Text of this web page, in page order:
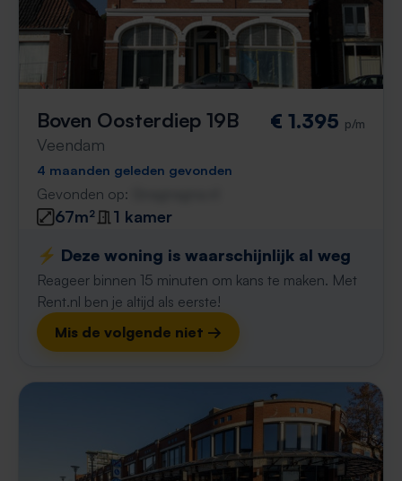
Boven Oosterdiep 19B
Veendam
€ 1.395 p/m
4 maanden geleden gevonden
Gevonden op:
67m²
1 kamer
⚡️ Deze woning is waarschijnlijk al weg
Reageer binnen 15 minuten om kans te maken. Met
Rent.nl ben je altijd als eerste!
Mis de volgende niet →